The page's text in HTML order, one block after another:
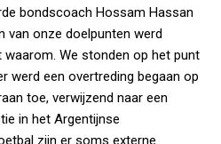
bondscoach Hossam Hassan
van onze doelpunten werd
We stonden op het punt
werd een overtreding begaan op
toe, verwijzend naar een
in het Argentijnse
zijn er soms externe